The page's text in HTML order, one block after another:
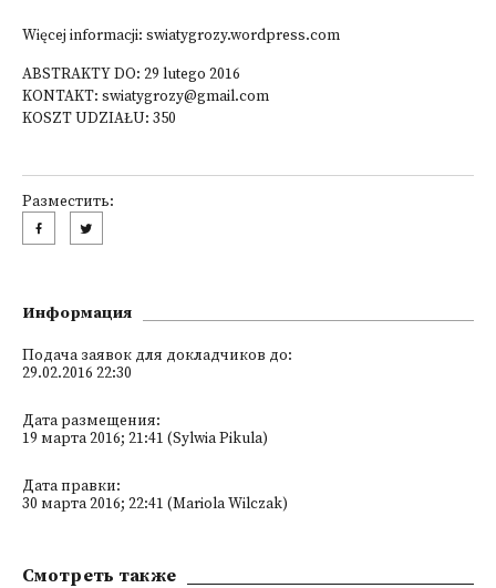
Więcej informacji: swiatygrozy.wordpress.com
ABSTRAKTY DO: 29 lutego 2016
KONTAKT: swiatygrozy@gmail.com
KOSZT UDZIAŁU: 350
Разместить:
Информация
Подача заявок для докладчиков до:
29.02.2016 22:30
Дата размещения:
19 марта 2016; 21:41 (Sylwia Pikula)
Дата правки:
30 марта 2016; 22:41 (Mariola Wilczak)
Смотреть также